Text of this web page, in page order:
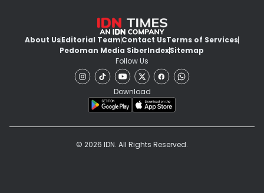
About UsEditorial TeamContact UsTerms of Services
Pedoman Media SiberIndexSitemap
Follow Us
Download
© 2026 IDN. All Rights Reserved.